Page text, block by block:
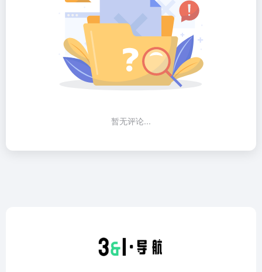
暂无评论...